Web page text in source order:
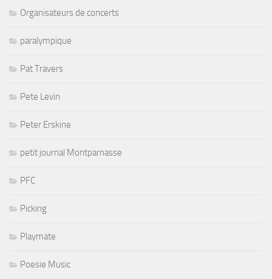
Organisateurs de concerts
paralympique
Pat Travers
Pete Levin
Peter Erskine
petit journal Montparnasse
PFC
Picking
Playmate
Poesie Music